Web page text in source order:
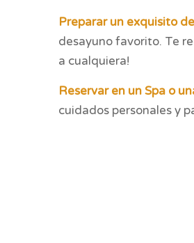
Preparar un exquisito
desayuno favorito. Te
a cualquiera!
Reservar en un Spa o
cuidados personales y